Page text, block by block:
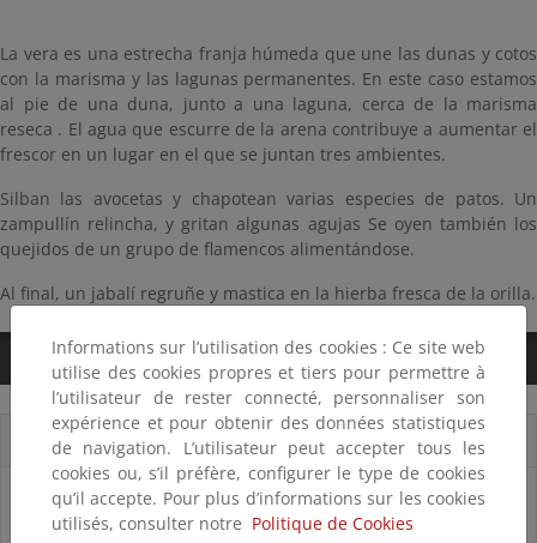
La vera es una estrecha franja húmeda que une las dunas y cotos
con la marisma y las lagunas permanentes. En este caso estamos
al pie de una duna, junto a una laguna, cerca de la marisma
reseca . El agua que escurre de la arena contribuye a aumentar el
frescor en un lugar en el que se juntan tres ambientes.
Silban las avocetas y chapotean varias especies de patos. Un
zampullín relincha, y gritan algunas agujas Se oyen también los
quejidos de un grupo de flamencos alimentándose.
Al final, un jabalí regruñe y mastica en la hierba fresca de la orilla.
0:00 / 2:16
Cortes sonoros
Informations sur l’utilisation des cookies : Ce site web
utilise des cookies propres et tiers pour permettre à
l’utilisateur de rester connecté, personnaliser son
expérience et pour obtenir des données statistiques
de navigation. L’utilisateur peut accepter tous les
cookies ou, s’il préfère, configurer le type de cookies
qu’il accepte. Pour plus d’informations sur les cookies
utilisés, consulter notre Politique de Cookies